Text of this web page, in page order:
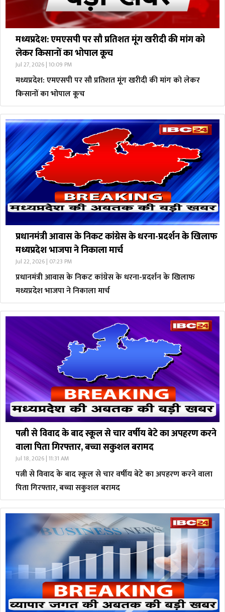
मध्यप्रदेश: एमएसपी पर सौ प्रतिशत मूंग खरीदी की मांग को
लेकर किसानों का भोपाल कूच
Jul 27, 2026 | 10:09 PM
मध्यप्रदेश: एमएसपी पर सौ प्रतिशत मूंग खरीदी की मांग को लेकर
किसानों का भोपाल कूच
प्रधानमंत्री आवास के निकट कांग्रेस के धरना-प्रदर्शन के खिलाफ
मध्यप्रदेश भाजपा ने निकाला मार्च
Jul 22, 2026 | 07:23 PM
प्रधानमंत्री आवास के निकट कांग्रेस के धरना-प्रदर्शन के खिलाफ
मध्यप्रदेश भाजपा ने निकाला मार्च
पत्नी से विवाद के बाद स्कूल से चार वर्षीय बेटे का अपहरण करने
वाला पिता गिरफ्तार, बच्चा सकुशल बरामद
Jul 18, 2026 | 11:31 AM
पत्नी से विवाद के बाद स्कूल से चार वर्षीय बेटे का अपहरण करने वाला
पिता गिरफ्तार, बच्चा सकुशल बरामद